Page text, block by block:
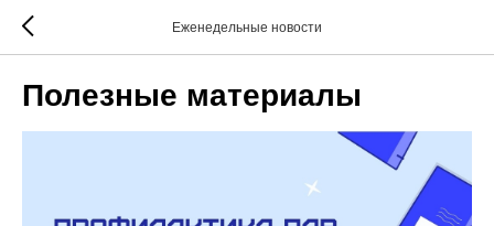
Еженедельные новости
Полезные материалы